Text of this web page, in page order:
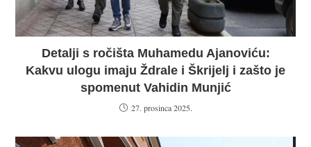
Detalji s ročišta Muhamedu Ajanoviću:
Kakvu ulogu imaju Ždrale i Škrijelj i zašto je
spomenut Vahidin Munjić
27. prosinca 2025.